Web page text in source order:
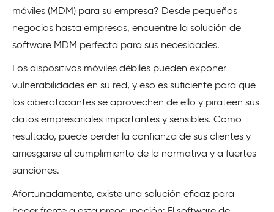
móviles (MDM) para su empresa? Desde pequeños
negocios hasta empresas, encuentre la solución de
software MDM perfecta para sus necesidades.
Los dispositivos móviles débiles pueden exponer
vulnerabilidades en su red, y eso es suficiente para que
los ciberatacantes se aprovechen de ello y pirateen sus
datos empresariales importantes y sensibles. Como
resultado, puede perder la confianza de sus clientes y
arriesgarse al cumplimiento de la normativa y a fuertes
sanciones.
Afortunadamente, existe una solución eficaz para